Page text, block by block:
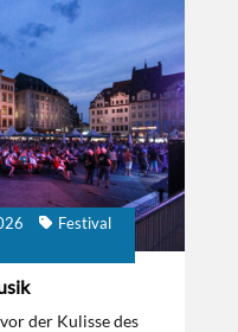
Festival
der Kulisse des